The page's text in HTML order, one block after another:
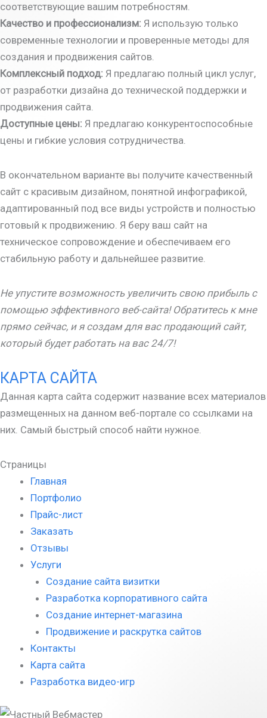
соответствующие вашим потребностям.
Качество и профессионализм: Я использую только
современные технологии и проверенные методы для
создания и продвижения сайтов.
Комплексный подход: Я предлагаю полный цикл услуг,
от разработки дизайна до технической поддержки и
продвижения сайта.
Доступные цены: Я предлагаю конкурентоспособные
цены и гибкие условия сотрудничества.
В окончательном варианте вы получите качественный
сайт с красивым дизайном, понятной инфографикой,
адаптированный под все виды устройств и полностью
готовый к продвижению. Я беру ваш сайт на
техническое сопровождение и обеспечиваем его
стабильную работу и дальнейшее развитие.
Не упустите возможность увеличить свою прибыль с
помощью эффективного веб-сайта! Обратитесь к мне
прямо сейчас, и я создам для вас продающий сайт,
который будет работать на вас 24/7!
КАРТА САЙТА
Данная карта сайта содержит название всех материалов
размещенных на данном веб-портале со ссылками на
них. Самый быстрый способ найти нужное.
Страницы
Главная
Портфолио
Прайс-лист
Заказать
Отзывы
Услуги
Создание сайта визитки
Разработка корпоративного сайта
Создание интернет-магазина
Продвижение и раскрутка сайтов
Контакты
Карта сайта
Разработка видео-игр